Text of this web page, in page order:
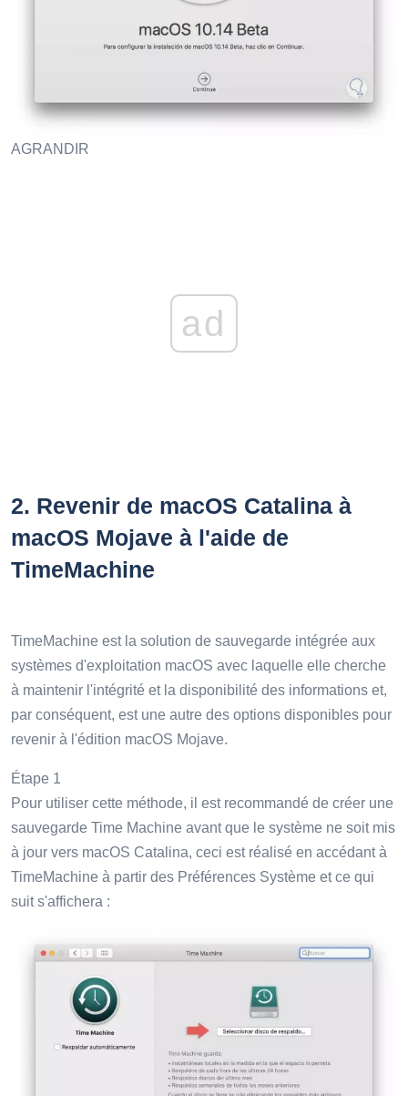
AGRANDIR
ad
2. Revenir de macOS Catalina à
macOS Mojave à l'aide de
TimeMachine
TimeMachine est la solution de sauvegarde intégrée aux
systèmes d'exploitation macOS avec laquelle elle cherche
à maintenir l'intégrité et la disponibilité des informations et,
par conséquent, est une autre des options disponibles pour
revenir à l'édition macOS Mojave.
Étape 1
Pour utiliser cette méthode, il est recommandé de créer une
sauvegarde Time Machine avant que le système ne soit mis
à jour vers macOS Catalina, ceci est réalisé en accédant à
TimeMachine à partir des Préférences Système et ce qui
suit s'affichera :